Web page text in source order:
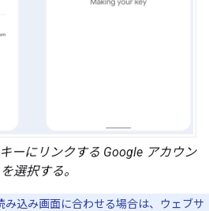
ーにリンクする Google アカウン
を選択する。
み込み画面に合わせる場合は、ウェブサ